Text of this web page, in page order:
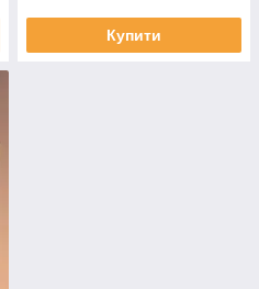
Купити